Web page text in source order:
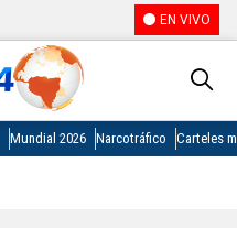
EN VIVO
Mundial 2026 Narcotráfico Carteles